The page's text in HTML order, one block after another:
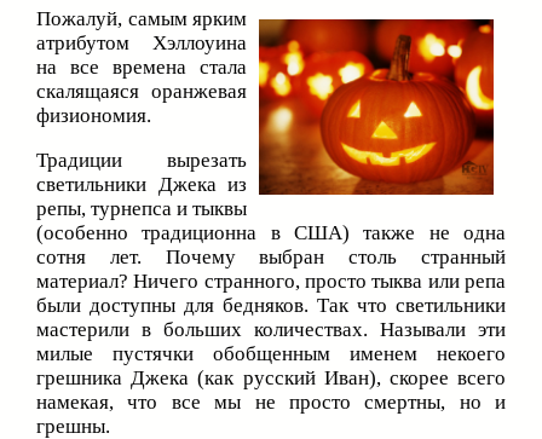
Пожалуй, самым ярким
атрибутом Хэллоуина
на все времена стала
скалящаяся оранжевая
физиономия.
Традиции вырезать
светильники Джека из
репы, турнепса и тыквы
(особенно традиционна в США) также не одна
сотня лет. Почему выбран столь странный
материал? Ничего странного, просто тыква или репа
были доступны для бедняков. Так что светильники
мастерили в больших количествах. Называли эти
милые пустячки обобщенным именем некоего
грешника Джека (как русский Иван), скорее всего
намекая, что все мы не просто смертны, но и
грешны.